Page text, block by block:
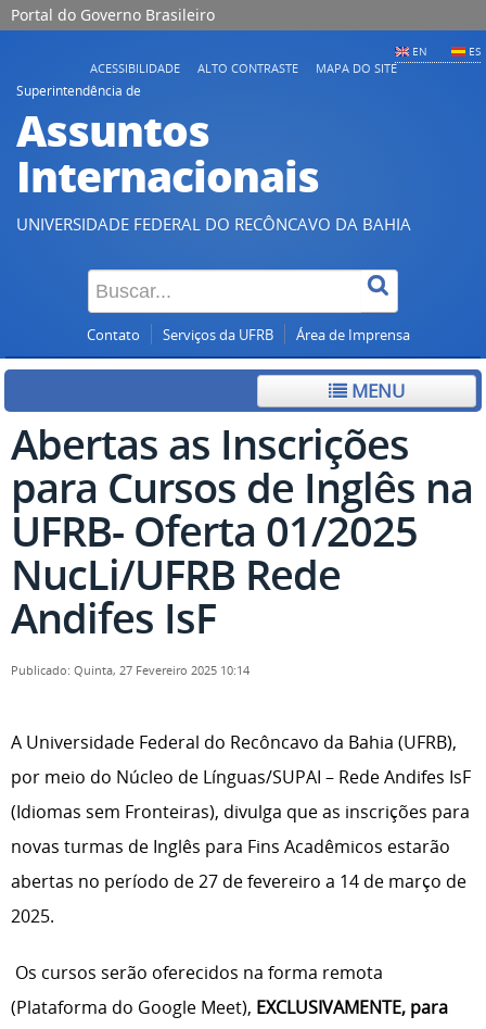
Portal do Governo Brasileiro
EN ES
ACESSIBILIDADE ALTO CONTRASTE
MAPA DO SITE
Superintendência de
Assuntos
Internacionais
UNIVERSIDADE FEDERAL DO RECÔNCAVO DA BAHIA
Contato Serviços da UFRB Área de Imprensa
MENU
Abertas as Inscrições
para Cursos de Inglês na
UFRB- Oferta 01/2025
NucLi/UFRB Rede
Andifes IsF
Publicado: Quinta, 27 Fevereiro 2025 10:14
A Universidade Federal do Recôncavo da Bahia (UFRB),
por meio do Núcleo de Línguas/SUPAI – Rede Andifes IsF
(Idiomas sem Fronteiras), divulga que as inscrições para
novas turmas de Inglês para Fins Acadêmicos estarão
abertas no período de 27 de fevereiro a 14 de março de
2025.
Os cursos serão oferecidos na forma remota
(Plataforma do Google Meet), EXCLUSIVAMENTE, para